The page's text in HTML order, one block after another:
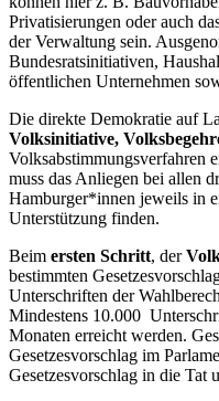
Privatisierungen oder auch
der Verwaltung sein.
Bundesratsinitiativen,
öffentlichen Unternehmen
Die direkte Demokratie auf
Volksinitiative,
Volksabstimmungsverfahren
muss das Anliegen bei allen
Hamburger*innen jeweils in
Unterstützung finden.
Beim ersten Schritt, der
bestimmten
Unterschriften der
Mindestens 10.000
Monaten erreicht werden.
Gesetzesvorschlag im
Gesetzesvorschlag in die Tat